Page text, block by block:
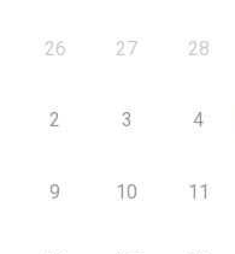
26 27 28
2 3 4
9 10 11